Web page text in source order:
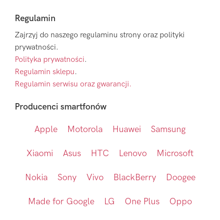
Regulamin
Zajrzyj do naszego regulaminu strony oraz polityki
prywatności.
Polityka prywatności.
Regulamin sklepu.
Regulamin serwisu oraz gwarancji.
Producenci smartfonów
Apple Motorola Huawei Samsung
Xiaomi Asus HTC Lenovo Microsoft
Nokia Sony Vivo BlackBerry Doogee
Made for Google LG One Plus Oppo